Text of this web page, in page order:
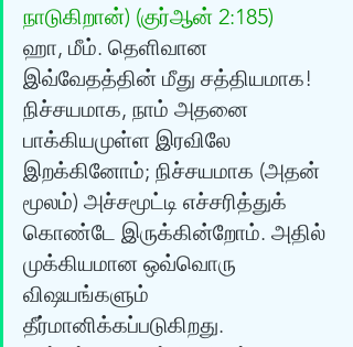
நாடுகிறான்) (குர்‍ஆன் 2:185)
ஹா, மீம். தெளிவான
இவ்வேதத்தின் மீது சத்தியமாக!
நிச்சயமாக, நாம் அதனை
பாக்கியமுள்ள இரவிலே
இறக்கினோம்; நிச்சயமாக (அதன்
மூலம்) அச்சமூட்டி எச்சரித்துக்
கொண்டே இருக்கின்றோம். அதில்
முக்கியமான ஒவ்வொரு
விஷயங்களும்
தீர்மானிக்கப்படுகிறது.